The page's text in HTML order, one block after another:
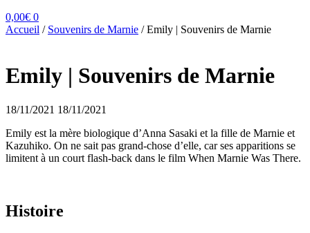
0,00€ 0
Accueil / Souvenirs de Marnie /Emily | Souvenirs de Marnie
Emily | Souvenirs de Marnie
18/11/2021 18/11/2021
Emily est la mère biologique d’Anna Sasaki et la fille de Marnie et
Kazuhiko. On ne sait pas grand-chose d’elle, car ses apparitions se
limitent à un court flash-back dans le film When Marnie Was There.
Histoire